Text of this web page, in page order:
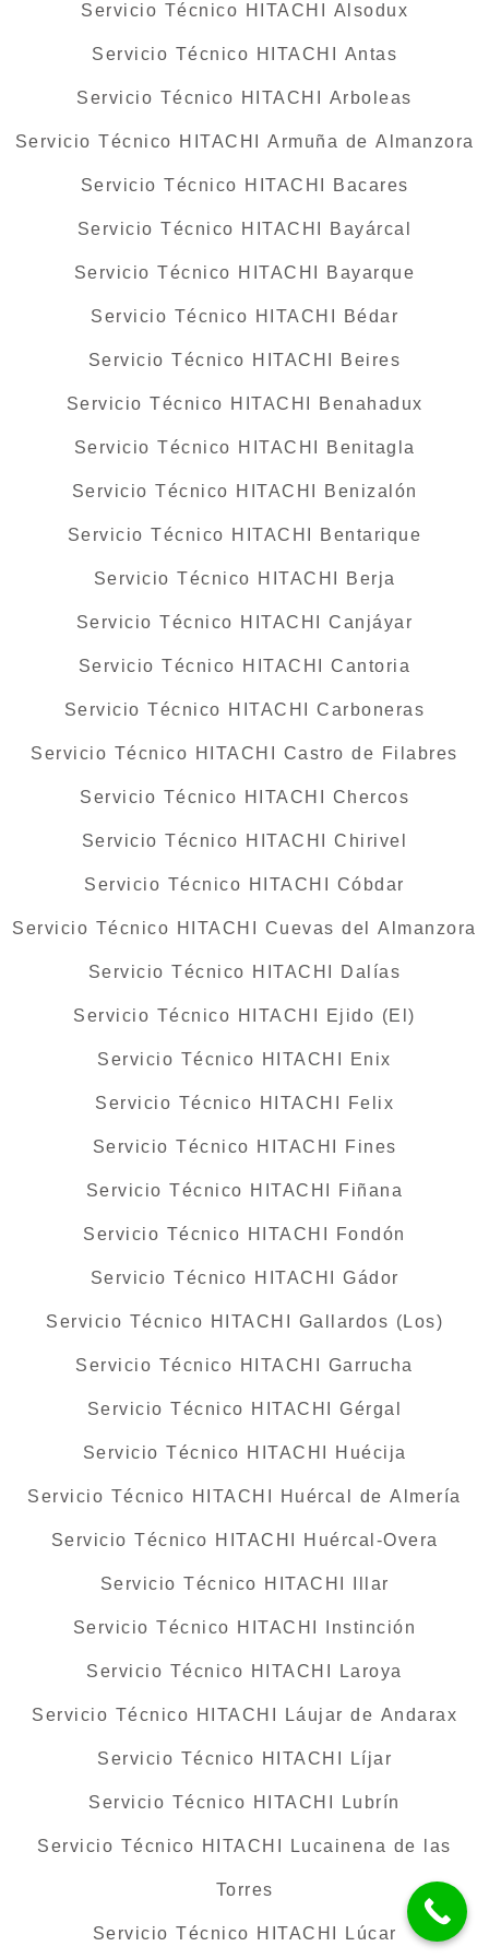
Servicio Técnico HITACHI Alsodux
Servicio Técnico HITACHI Antas
Servicio Técnico HITACHI Arboleas
Servicio Técnico HITACHI Armuña de Almanzora
Servicio Técnico HITACHI Bacares
Servicio Técnico HITACHI Bayárcal
Servicio Técnico HITACHI Bayarque
Servicio Técnico HITACHI Bédar
Servicio Técnico HITACHI Beires
Servicio Técnico HITACHI Benahadux
Servicio Técnico HITACHI Benitagla
Servicio Técnico HITACHI Benizalón
Servicio Técnico HITACHI Bentarique
Servicio Técnico HITACHI Berja
Servicio Técnico HITACHI Canjáyar
Servicio Técnico HITACHI Cantoria
Servicio Técnico HITACHI Carboneras
Servicio Técnico HITACHI Castro de Filabres
Servicio Técnico HITACHI Chercos
Servicio Técnico HITACHI Chirivel
Servicio Técnico HITACHI Cóbdar
Servicio Técnico HITACHI Cuevas del Almanzora
Servicio Técnico HITACHI Dalías
Servicio Técnico HITACHI Ejido (El)
Servicio Técnico HITACHI Enix
Servicio Técnico HITACHI Felix
Servicio Técnico HITACHI Fines
Servicio Técnico HITACHI Fiñana
Servicio Técnico HITACHI Fondón
Servicio Técnico HITACHI Gádor
Servicio Técnico HITACHI Gallardos (Los)
Servicio Técnico HITACHI Garrucha
Servicio Técnico HITACHI Gérgal
Servicio Técnico HITACHI Huécija
Servicio Técnico HITACHI Huércal de Almería
Servicio Técnico HITACHI Huércal-Overa
Servicio Técnico HITACHI Illar
Servicio Técnico HITACHI Instinción
Servicio Técnico HITACHI Laroya
Servicio Técnico HITACHI Láujar de Andarax
Servicio Técnico HITACHI Líjar
Servicio Técnico HITACHI Lubrín
Servicio Técnico HITACHI Lucainena de las
Torres
Servicio Técnico HITACHI Lúcar